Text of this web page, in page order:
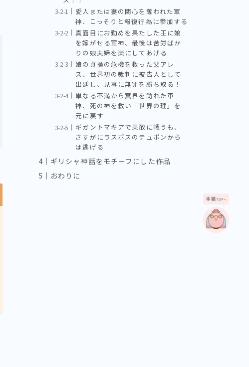
愛人または妻の関心を奪われた軍
神、こっそりと報復行為に参加する
真面目にお勤めを果たした王に娘
を嫁がせる軍神、最後は苦労ばか
りの娘夫婦を楽にしてあげる
娘の貞操の危機を救った父アレ
ス、世界初の裁判に被告人として
出廷し、見事に無罪を勝ち取る！
単なる不満から冥界を訪れた軍
神、死の神を救い「世界の理」を
元に戻す
ギガントマキアで果敢に戦うも、
さすがにラスボスのテュポンから
は逃げる
ギリシャ神話をモチーフにした作品
おわりに